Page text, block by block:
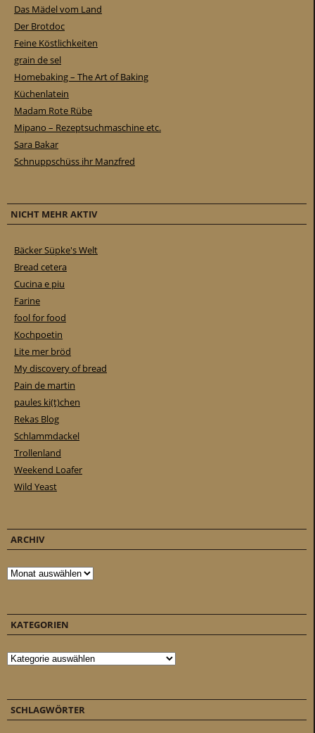
Das Mädel vom Land
Der Brotdoc
Feine Köstlichkeiten
grain de sel
Homebaking – The Art of Baking
Küchenlatein
Madam Rote Rübe
Mipano – Rezeptsuchmaschine etc.
Sara Bakar
Schnuppschüss ihr Manzfred
NICHT MEHR AKTIV
Bäcker Süpke's Welt
Bread cetera
Cucina e piu
Farine
fool for food
Kochpoetin
Lite mer bröd
My discovery of bread
Pain de martin
paules ki(t)chen
Rekas Blog
Schlammdackel
Trollenland
Weekend Loafer
Wild Yeast
ARCHIV
Archiv
KATEGORIEN
Kategorien
SCHLAGWÖRTER